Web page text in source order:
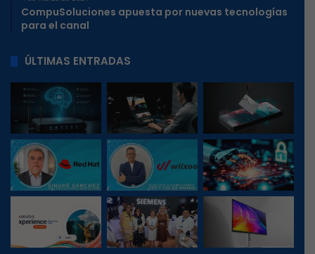
CompuSoluciones apuesta por nuevas tecnologías
para el canal
ÚLTIMAS ENTRADAS